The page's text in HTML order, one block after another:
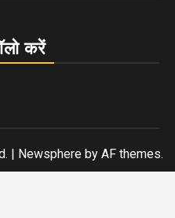
करें
| Newsphere by AF themes.